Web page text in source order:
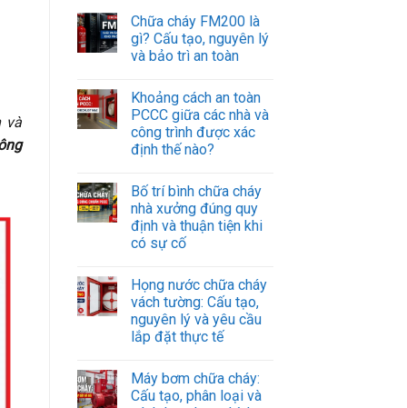
và
Chữa cháy FM200 là
gì? Cấu tạo, nguyên lý
và bảo trì an toàn
Khoảng cách an toàn
PCCC giữa các nhà và
công trình được xác
định thế nào?
Bố trí bình chữa cháy
nhà xưởng đúng quy
định và thuận tiện khi
có sự cố
Họng nước chữa cháy
vách tường: Cấu tạo,
nguyên lý và yêu cầu
lắp đặt thực tế
Máy bơm chữa cháy:
Cấu tạo, phân loại và